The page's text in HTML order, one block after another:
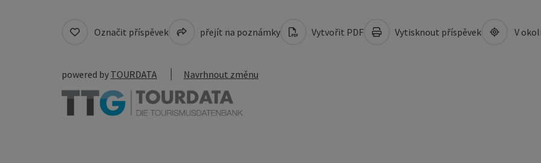
Označit příspěvek přejít na poznámky Vytvořit PDF Vytisknout příspěvek V
powered by TOURDATA Navrhnout změnu